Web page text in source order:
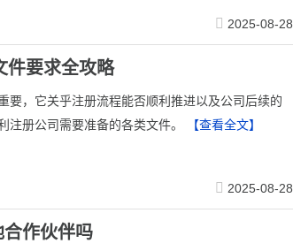
2025-08-28
件要求全攻略
要，它关乎注册流程能否顺利推进以及公司后续的
注册公司需要准备的各类文件。
【查看全文】
2025-08-28
作伙伴吗